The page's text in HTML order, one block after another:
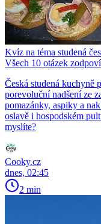
Kvíz na téma studená
Všech 10 otázek
Česká studená kuchyně
porevoluční nadšení ze
pomazánky, aspiky a
oslavě i hospodském
myslíte?
Cooky.cz
dnes, 02:45
2 min